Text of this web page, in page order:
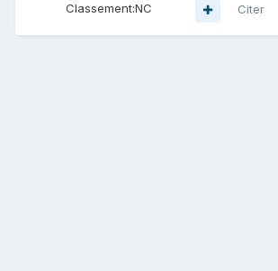
Classement:NC Citer